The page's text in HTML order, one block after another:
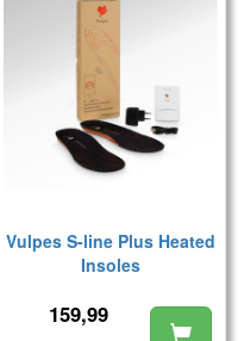
Vulpes S-line Plus Heated
Insoles
159,99